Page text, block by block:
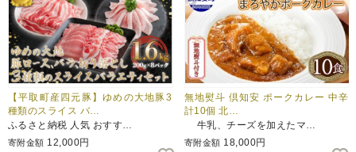
【平取町産四元豚】ゆめの大地豚3
種類のスライス バ…
ふるさと納税 人気 おすす…
寄附金額 12,000円
無地熨斗 倶知安 ポークカレー 中辛
計10個 北…
牛乳、チーズを加えたマ…
寄附金額 18,000円